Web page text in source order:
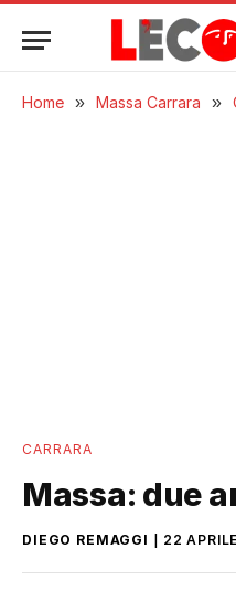
Home » Massa Carrara »
CARRARA
Massa: due
DIEGO REMAGGI 22